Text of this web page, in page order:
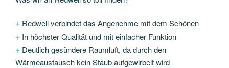
+ Redwell verbindet das Angenehme mit dem Schönen
+ In höchster Qualität und mit einfacher Funktion
+ Deutlich gesündere Raumluft, da durch den
Wärmeaustausch kein Staub aufgewirbelt wird